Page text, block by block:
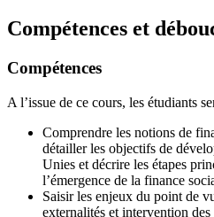
Compétences et
Compétences
A l’issue de ce cours, les étudiants
Comprendre les notions de
détailler les objectifs de
Unies et décrire les étapes
l’émergence de la finance
Saisir les enjeux du point de
externalités et intervention